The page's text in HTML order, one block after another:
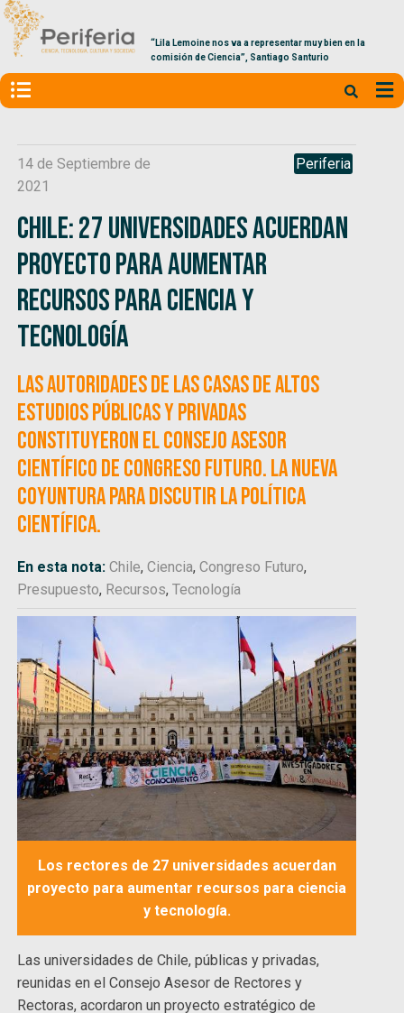
“Lila Lemoine nos va a representar muy bien en la
comisión de Ciencia”, Santiago Santurio
14 de Septiembre de
2021
Periferia
Chile: 27 universidades acuerdan
proyecto para aumentar
recursos para ciencia y
tecnología
Las autoridades de las casas de altos
estudios públicas y privadas
constituyeron el Consejo Asesor
Científico de Congreso Futuro. La nueva
coyuntura para discutir la política
científica.
En esta nota:Chile,Ciencia,Congreso Futuro,
Presupuesto, Recursos,Tecnología
Los rectores de 27 universidades acuerdan
proyecto para aumentar recursos para ciencia
y tecnología.
Las universidades de Chile, públicas y privadas,
reunidas en el Consejo Asesor de Rectores y
Rectoras, acordaron un proyecto estratégico de